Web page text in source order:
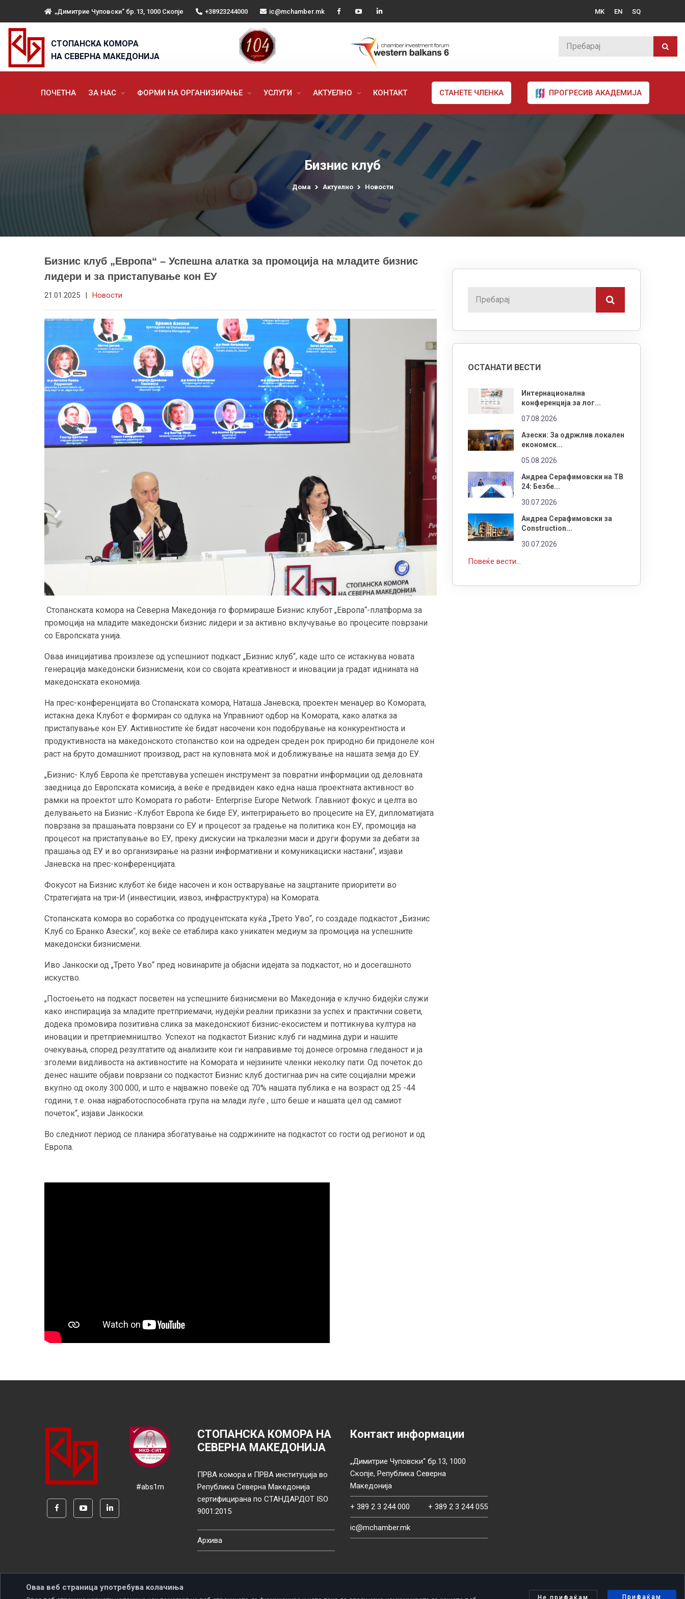
„Димитрие Чуповски“ бр.13, 1000 Скопје +38923244000 ic@mchamber.mk MK EN SQ
СТОПАНСКА КОМОРА
НА СЕВЕРНА МАКЕДОНИЈА
ПОЧЕТНА ЗА НАС ФОРМИ НА ОРГАНИЗИРАЊЕ УСЛУГИ АКТУЕЛНО КОНТАКТ СТАНЕТЕ ЧЛЕНКА ПРОГРЕСИВ АКАДЕМИЈА
Бизнис клуб
Дома Актуелно Новости
Бизнис клуб „Европа“ – Успешна алатка за промоција на младите бизнис
лидери и за пристапување кон ЕУ
21.01.2025 | Новости
Стопанската комора на Северна Македонија го формираше Бизнис клубот „Европа“-платформа за
промоција на младите македонски бизнис лидери и за активно вклучување во процесите поврзани
со Европската унија.
Оваа иницијатива произлезе од успешниот подкаст „Бизнис клуб“, каде што се истакнува новата
генерација македонски бизнисмени, кои со својата креативност и иновации ја градат иднината на
македонската економија.
На прес-конференцијата во Стопанската комора, Наташа Јаневска, проектен менаџер во Комората,
истакна дека Клубот е формиран со одлука на Управниот одбор на Комората, како алатка за
пристапување кон ЕУ. Активностите ќе бидат насочени кон подобрување на конкурентноста и
продуктивноста на македонското стопанство кои на одреден среден рок природно би придонеле кон
раст на бруто домашниот производ, раст на куповната моќ и доближување на нашата земја до ЕУ.
„Бизнис- Клуб Европа ќе претставува успешен инструмент за повратни информации од деловната
заедница до Европската комисија, а веќе е предвиден како една наша проектната активност во
рамки на проектот што Комората го работи- Enterprise Europe Network. Главниот фокус и целта во
делувањето на Бизнис -Клубот Европа ќе биде ЕУ, интегрирањето во процесите на ЕУ, дипломатијата
поврзана за прашањата поврзани со ЕУ и процесот за градење на политика кон ЕУ, промоција на
процесот на пристапување во ЕУ, преку дискусии на тркалезни маси и други форуми за дебати за
прашања од ЕУ и во организирање на разни информативни и комуникациски настани“, изјави
Јаневска на прес-конференцијата.
Фокусот на Бизнис клубот ќе биде насочен и кон остварување на зацртаните приоритети во
Стратегијата на три-И (инвестиции, извоз, инфраструктура) на Комората.
Стопанската комора во соработка со продуцентската куќа „Трето Уво“, го создаде подкастот „Бизнис
Клуб со Бранко Азески“, кој веќе се етаблира како уникатен медиум за промоција на успешните
македонски бизнисмени.
Иво Јанкоски од „Трето Уво“ пред новинарите ја објасни идејата за подкастот, но и досегашното
искуство.
„Постоењето на подкаст посветен на успешните бизнисмени во Македонија е клучно бидејќи служи
како инспирација за младите претприемачи, нудејќи реални приказни за успех и практични совети,
додека промовира позитивна слика за македонскиот бизнис-екосистем и поттикнува култура на
иновации и претприемништво. Успехот на подкастот Бизнис клуб ги надмина дури и нашите
очекувања, според резултатите од анализите кои ги направивме тој донесе огромна гледаност и ја
зголеми видливоста на активностите на Комората и нејзините членки неколку пати. Од почеток до
денес нашите објави поврзани со подкастот Бизнис клуб достигнаа рич на сите социјални мрежи
вкупно од околу 300.000, и што е најважно повеќе од 70% нашата публика е на возраст од 25 -44
години, т.е. онаа најработоспособната група на млади луѓе , што беше и нашата цел од самиот
почеток“, изјави Јанкоски.
Во следниот период се планира збогатување на содржините на подкастот со гости од регионот и од
Европа.
ОСТАНАТИ ВЕСТИ
Интернационална
конференција за лог...
07.08.2026
Азески: За одржлив локален
економск...
05.08.2026
Андреа Серафимовски на ТВ
24: Безбе...
30.07.2026
Андреа Серафимовски за
Construction...
30.07.2026
Повеќе вести...
#abs1m
СТОПАНСКА КОМОРА НА
СЕВЕРНА МАКЕДОНИЈА
ПРВА комора и ПРВА институција во
Република Северна Македонија
сертифицирана по СТАНДАРДОТ ISO
9001:2015
Архива
Контакт информации
„Димитрие Чуповски“ бр.13, 1000
Скопје, Република Северна
Македонија
+ 389 2 3 244 000 + 389 2 3 244 055
ic@mchamber.mk
Оваа веб страница употребува колачиња
Не прифаќам Прифаќам